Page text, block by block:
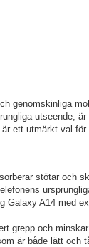
genomskinliga
utseende,
ett utmärkt val
stötar och
Galaxy A14 med
grepp och
är både lätt och